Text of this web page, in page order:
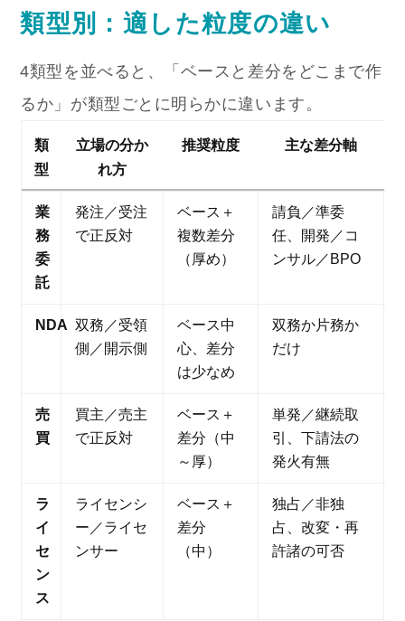
類型別：適した粒度の違い
4類型を並べると、「ベースと差分をどこまで作
るか」が類型ごとに明らかに違います。
類
型
立場の分か
れ方
推奨粒度 主な差分軸
業
務
委
託
発注／受注
で正反対
ベース＋
複数差分
（厚め）
請負／準委
任、開発／コ
ンサル／BPO
NDA 双務／受領
側／開示側
ベース中
心、差分
は少なめ
双務か片務か
だけ
売
買
買主／売主
で正反対
ベース＋
差分（中
～厚）
単発／継続取
引、下請法の
発火有無
ラ
イ
セ
ン
ス
ライセンシ
ー／ライセ
ンサー
ベース＋
差分
（中）
独占／非独
占、改変・再
許諸の可否